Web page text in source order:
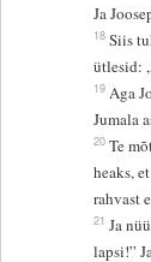
Ja
18 Siis
ütlesid:
19 Aga
Jumala
20 Te
heaks,
rahvast
21 Ja
lapsi!”